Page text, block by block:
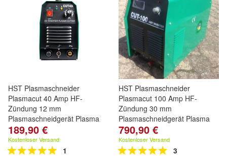
HST Plasmaschneider
Plasmacut 40 Amp HF-
Zündung 12 mm
Plasmaschneidgerät Plasma
189,90 €
Kostenloser Versand
1
HST Plasmaschneider
Plasmacut 100 Amp HF-
Zündung 30 mm
Plasmaschneidgerät Plasma
790,90 €
Kostenloser Versand
3